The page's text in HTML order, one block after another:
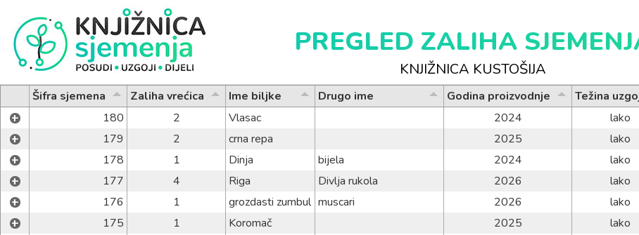
PREGLED ZALIHA
KNJIŽNICA KUSTOŠIJA
Šifra sjemena Zaliha vrećica Ime biljke Drugo ime Godina proizvodnje Težina
+ 180 2 Vlasac 2024 lako
+ 179 2 crna repa 2025 lako
+ 178 1 Dinja bijela 2024 lako
+ 177 4 Riga Divlja rukola 2026 lako
+ 176 1 grozdasti zumbul muscari 2026 lako
+ 175 1 Koromač 2025 lako